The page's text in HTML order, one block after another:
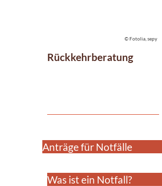
Rückkehrberatung
© Fotolia, sepy
Anträge für Notfälle
Was ist ein Notfall?